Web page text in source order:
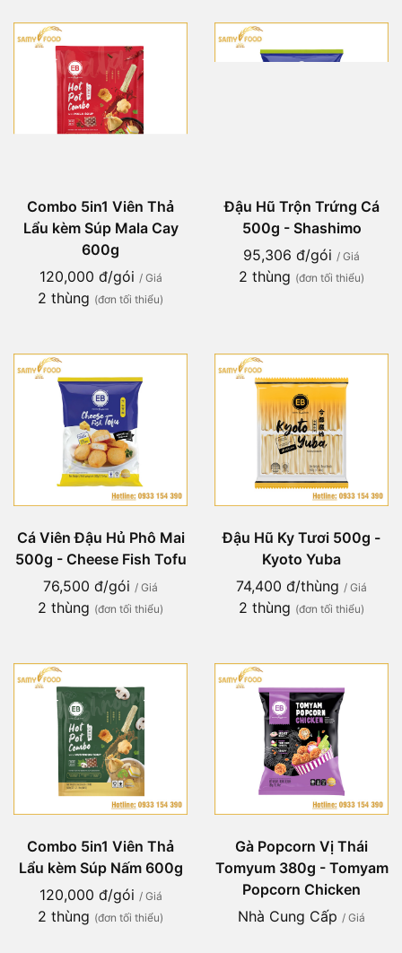
Combo 5in1 Viên Thả
Lẩu kèm Súp Mala Cay
600g
120,000 đ/gói / Giá
2 thùng (đơn tối thiểu)
Đậu Hũ Trộn Trứng Cá
500g - Shashimo
95,306 đ/gói / Giá
2 thùng (đơn tối thiểu)
Cá Viên Đậu Hủ Phô Mai
500g - Cheese Fish Tofu
76,500 đ/gói / Giá
2 thùng (đơn tối thiểu)
Đậu Hũ Ky Tươi 500g -
Kyoto Yuba
74,400 đ/thùng / Giá
2 thùng (đơn tối thiểu)
Combo 5in1 Viên Thả
Lẩu kèm Súp Nấm 600g
120,000 đ/gói / Giá
2 thùng (đơn tối thiểu)
Gà Popcorn Vị Thái
Tomyum 380g - Tomyam
Popcorn Chicken
Nhà Cung Cấp / Giá